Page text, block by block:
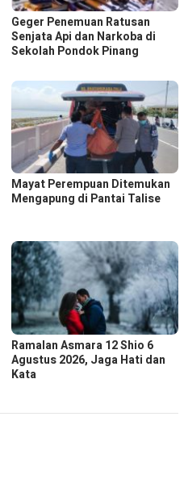
Geger Penemuan Ratusan
Senjata Api dan Narkoba di
Sekolah Pondok Pinang
Mayat Perempuan Ditemukan
Mengapung di Pantai Talise
Ramalan Asmara 12 Shio 6
Agustus 2026, Jaga Hati dan
Kata